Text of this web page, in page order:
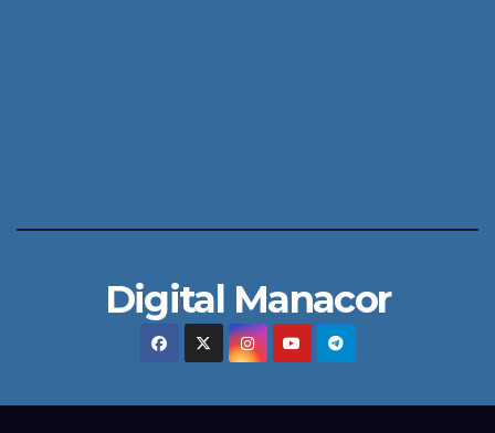
Digital Manacor